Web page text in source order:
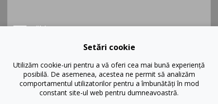
Bălți
Bălți, str. Ștefan cel Mare 16
+373 68 452 945
balti@gustapro.md
Setări cookie
Utilizăm cookie-uri pentru a vă oferi cea mai bună experiență
posibilă. De asemenea, acestea ne permit să analizăm
comportamentul utilizatorilor pentru a îmbunătăți în mod
constant site-ul web pentru dumneavoastră.